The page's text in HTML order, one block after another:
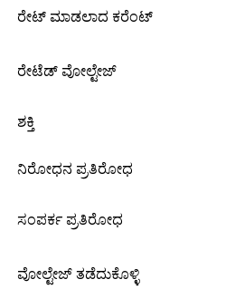
ರೇಟ್ ಮಾಡಲಾದ ಕರೆಂಟ್
ರೇಟೆಡ್ ವೋಲ್ಟೇಜ್
ಶಕ್ತಿ
ನಿರೋಧನ ಪ್ರತಿರೋಧ
ಸಂಪರ್ಕ ಪ್ರತಿರೋಧ
ವೋಲ್ಟೇಜ್ ತಡೆದುಕೊಳ್ಳಿ